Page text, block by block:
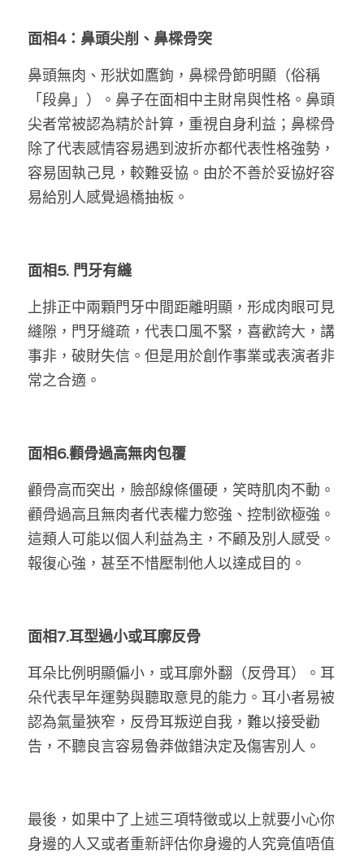
面相4：鼻頭尖削、鼻樑骨突
鼻頭無肉、形狀如鷹鉤，鼻樑骨節明顯（俗稱
「段鼻」）。鼻子在面相中主財帛與性格。鼻頭
尖者常被認為精於計算，重視自身利益；鼻樑骨
除了代表感情容易遇到波折亦都代表性格強勢，
容易固執己見，較難妥協。由於不善於妥協好容
易給別人感覺過橋抽板。
面相5. 門牙有縫
上排正中兩顆門牙中間距離明顯，形成肉眼可見
縫隙，門牙縫疏，代表口風不緊，喜歡誇大，講
事非，破財失信。但是用於創作事業或表演者非
常之合適。
面相6.顴骨過高無肉包覆
顴骨高而突出，臉部線條僵硬，笑時肌肉不動。
顴骨過高且無肉者代表權力慾強、控制欲極強。
這類人可能以個人利益為主，不顧及別人感受。
報復心強，甚至不惜壓制他人以達成目的。
面相7.耳型過小或耳廓反骨
耳朵比例明顯偏小，或耳廓外翻（反骨耳）。耳
朵代表早年運勢與聽取意見的能力。耳小者易被
認為氣量狹窄，反骨耳叛逆自我，難以接受勸
告，不聽良言容易魯莽做錯決定及傷害別人。
最後，如果中了上述三項特徵或以上就要小心你
身邊的人又或者重新評估你身邊的人究竟值唔值